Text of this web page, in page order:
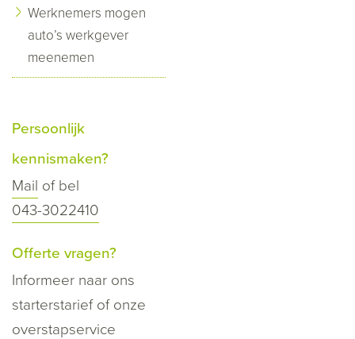
Werknemers mogen
auto’s werkgever
meenemen
Persoonlijk
kennismaken?
Mail of bel
043-3022410
Offerte vragen?
Informeer naar ons
starterstarief of onze
overstapservice